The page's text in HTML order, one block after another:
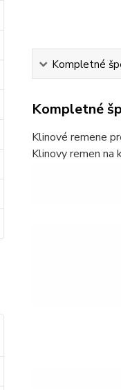
Kompletné
Kompletné
Klinové remene
Klinovy remen na